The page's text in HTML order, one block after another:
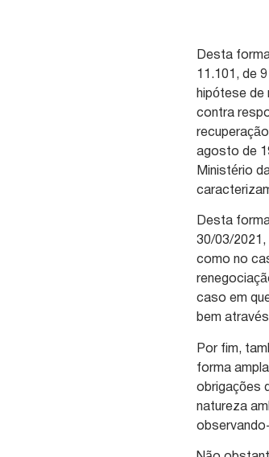
Desta
11.101, de
hipótese de
contra
agosto de
Ministério
Desta
30/03/
como no
caso em
bem
Por fim,
forma
obrigações
natureza